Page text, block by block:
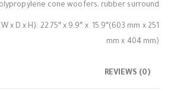
cone woofers, rubber surround
x D x H): 22.75″ x 9.9″ x 15.9″(603 mm x 251
mm x 404 mm)
REVIEWS (0)